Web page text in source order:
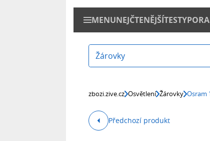
MENUNEJČTENĚJŠÍTESTY
Žárovky
zbozi.zive.cz Osvětlení Žárovky Osram
Předchozí produkt